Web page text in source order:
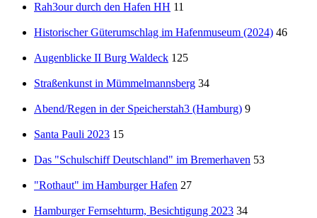
Rah3our durch den Hafen HH 11
Historischer Güterumschlag im Hafenmuseum (2024) 46
Augenblicke II Burg Waldeck 125
Straßenkunst in Mümmelmannsberg 34
Abend/Regen in der Speicherstah3 (Hamburg) 9
Santa Pauli 2023 15
Das "Schulschiff Deutschland" im Bremerhaven 53
"Rothaut" im Hamburger Hafen 27
Hamburger Fernsehturm, Besichtigung 2023 34